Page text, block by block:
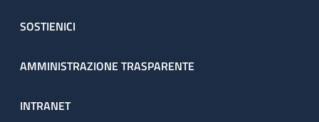
SOSTIENICI
AMMINISTRAZIONE TRASPARENTE
INTRANET